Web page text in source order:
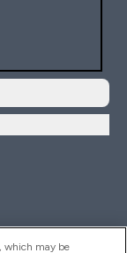
which may be